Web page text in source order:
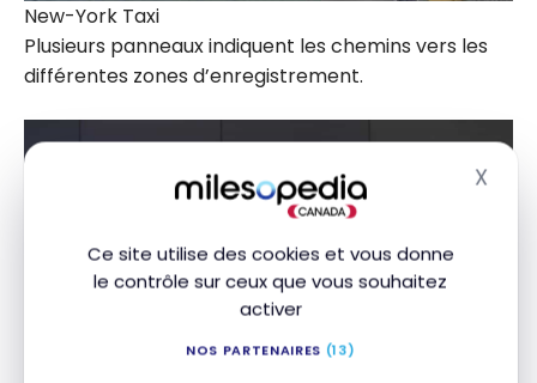
Ce site utilise des cookies et vous donne
le contrôle sur ceux que vous souhaitez
activer
NOS PARTENAIRES (13)
X
New-York Taxi
Plusieurs panneaux indiquent les chemins vers les
différentes zones d’enregistrement.